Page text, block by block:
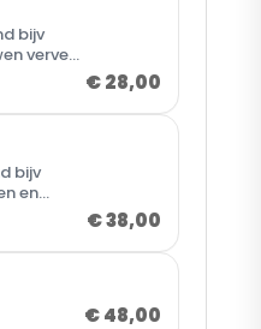
bijv
verven
geven
u in
€ 28,00
bijv
en
€ 38,00
€ 48,00